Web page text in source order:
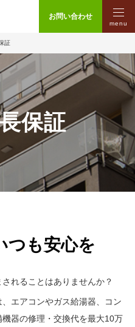
お問い合わせ
menu
証
保証
つも安心を
れることはありませんか？
エアコンやガス給湯器、コン
器の修理・交換代を最大10万